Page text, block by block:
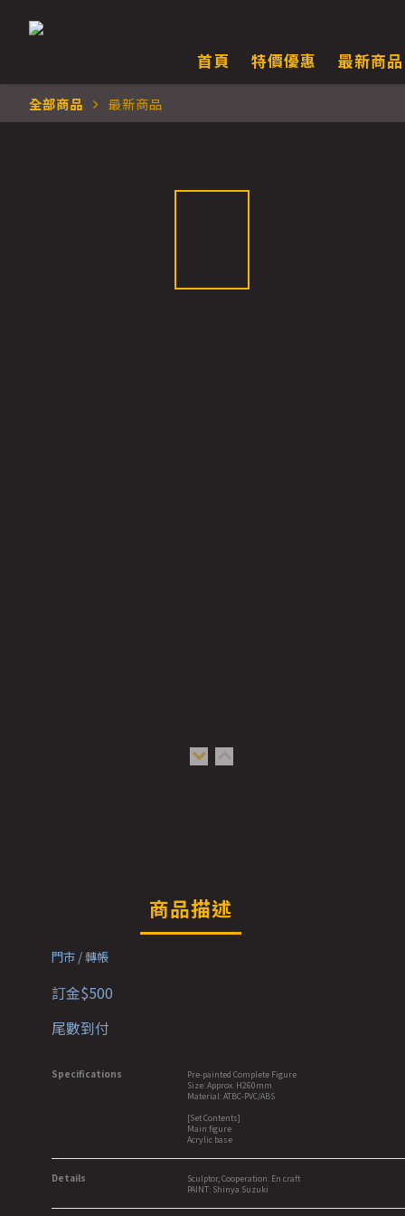
首頁
特價優惠 最新商品
全部商品 最新商品
商品描述
門市 / 轉帳
訂金$500
尾數到付
Specifications
Pre-painted Complete Figure
Size: Approx. H260mm
Material: ATBC-PVC/ABS
[Set Contents]
Main figure
Acrylic base
Details
Sculptor, Cooperation: En craft
PAINT: Shinya Suzuki